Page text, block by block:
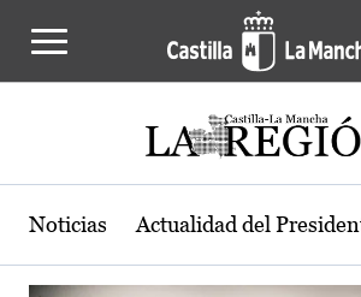
Actualidad de la región
Noticias Actualidad del